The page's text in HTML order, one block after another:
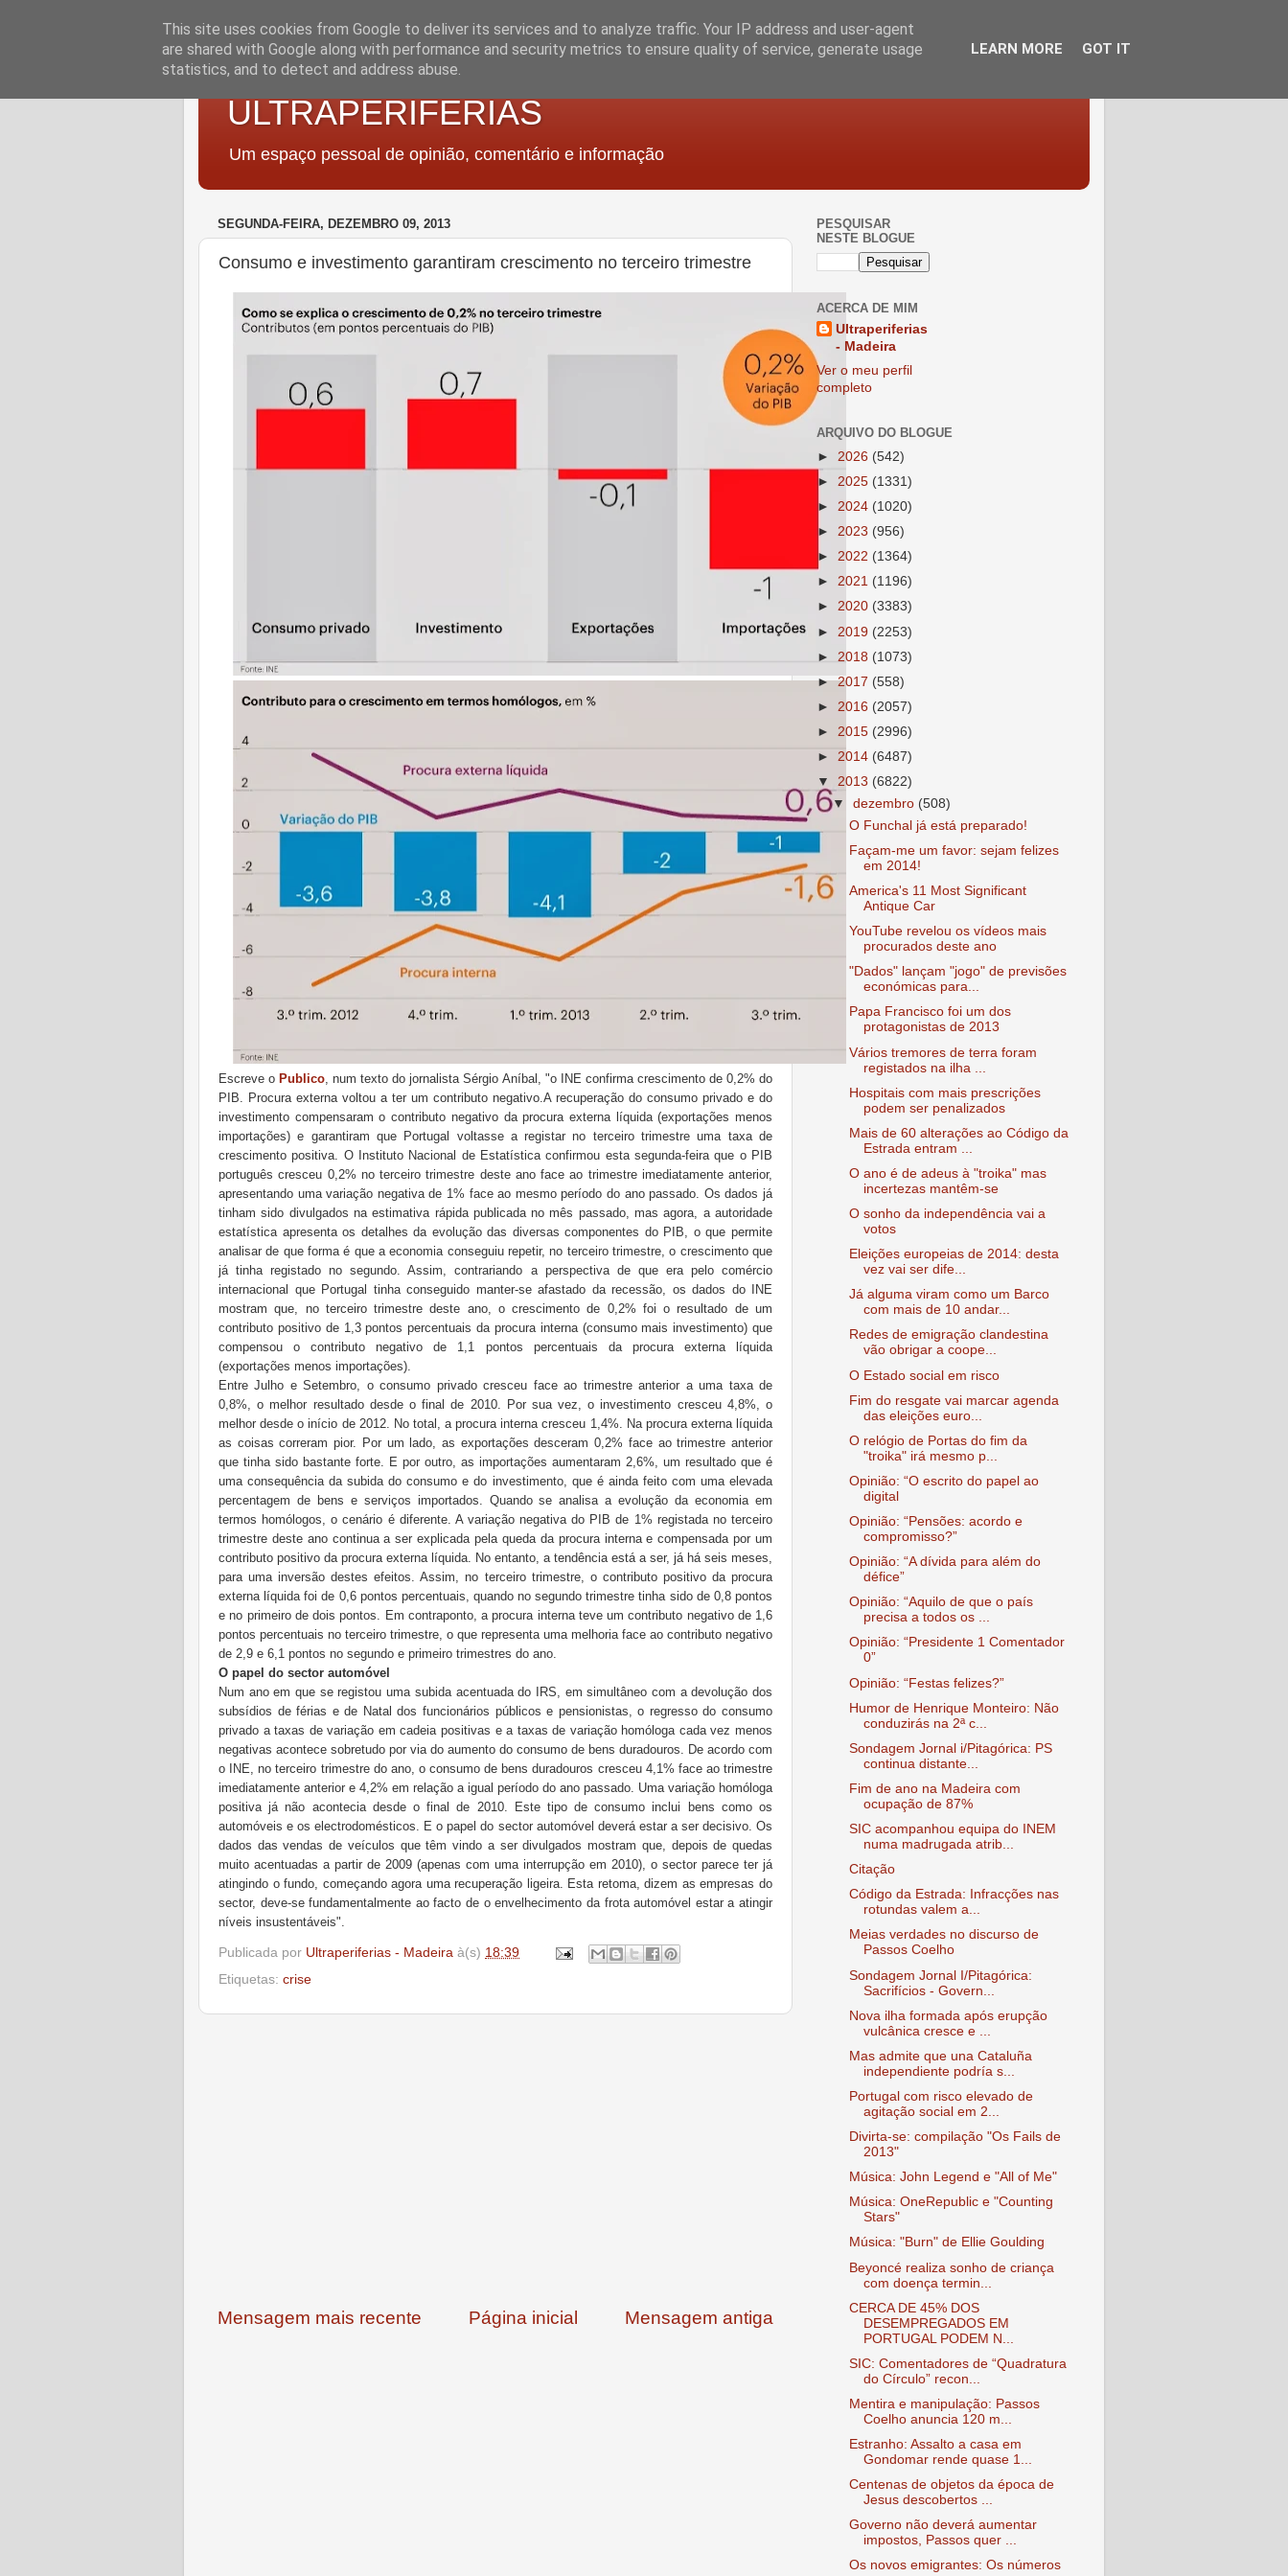
ULTRAPERIFERIAS
Um espaço pessoal de opinião, comentário e informação
SEGUNDA-FEIRA, DEZEMBRO 09, 2013
Consumo e investimento garantiram crescimento no terceiro trimestre
Escreve o Publico, num texto do jornalista Sérgio Aníbal, "o INE confirma crescimento de 0,2% do
PIB. Procura externa voltou a ter um contributo negativo.A recuperação do consumo privado e do
investimento compensaram o contributo negativo da procura externa líquida (exportações menos
importações) e garantiram que Portugal voltasse a registar no terceiro trimestre uma taxa de
crescimento positiva. O Instituto Nacional de Estatística confirmou esta segunda-feira que o PIB
português cresceu 0,2% no terceiro trimestre deste ano face ao trimestre imediatamente anterior,
apresentando uma variação negativa de 1% face ao mesmo período do ano passado. Os dados já
tinham sido divulgados na estimativa rápida publicada no mês passado, mas agora, a autoridade
estatística apresenta os detalhes da evolução das diversas componentes do PIB, o que permite
analisar de que forma é que a economia conseguiu repetir, no terceiro trimestre, o crescimento que
já tinha registado no segundo. Assim, contrariando a perspectiva de que era pelo comércio
internacional que Portugal tinha conseguido manter-se afastado da recessão, os dados do INE
mostram que, no terceiro trimestre deste ano, o crescimento de 0,2% foi o resultado de um
contributo positivo de 1,3 pontos percentuais da procura interna (consumo mais investimento) que
compensou o contributo negativo de 1,1 pontos percentuais da procura externa líquida
(exportações menos importações).
Entre Julho e Setembro, o consumo privado cresceu face ao trimestre anterior a uma taxa de
0,8%, o melhor resultado desde o final de 2010. Por sua vez, o investimento cresceu 4,8%, o
melhor desde o início de 2012. No total, a procura interna cresceu 1,4%. Na procura externa líquida
as coisas correram pior. Por um lado, as exportações desceram 0,2% face ao trimestre anterior
que tinha sido bastante forte. E por outro, as importações aumentaram 2,6%, um resultado que é
uma consequência da subida do consumo e do investimento, que é ainda feito com uma elevada
percentagem de bens e serviços importados. Quando se analisa a evolução da economia em
termos homólogos, o cenário é diferente. A variação negativa do PIB de 1% registada no terceiro
trimestre deste ano continua a ser explicada pela queda da procura interna e compensada por um
contributo positivo da procura externa líquida. No entanto, a tendência está a ser, já há seis meses,
para uma inversão destes efeitos. Assim, no terceiro trimestre, o contributo positivo da procura
externa líquida foi de 0,6 pontos percentuais, quando no segundo trimestre tinha sido de 0,8 pontos
e no primeiro de dois pontos. Em contraponto, a procura interna teve um contributo negativo de 1,6
pontos percentuais no terceiro trimestre, o que representa uma melhoria face ao contributo negativo
de 2,9 e 6,1 pontos no segundo e primeiro trimestres do ano.
O papel do sector automóvel
Num ano em que se registou uma subida acentuada do IRS, em simultâneo com a devolução dos
subsídios de férias e de Natal dos funcionários públicos e pensionistas, o regresso do consumo
privado a taxas de variação em cadeia positivas e a taxas de variação homóloga cada vez menos
negativas acontece sobretudo por via do aumento do consumo de bens duradouros. De acordo com
o INE, no terceiro trimestre do ano, o consumo de bens duradouros cresceu 4,1% face ao trimestre
imediatamente anterior e 4,2% em relação a igual período do ano passado. Uma variação homóloga
positiva já não acontecia desde o final de 2010. Este tipo de consumo inclui bens como os
automóveis e os electrodomésticos. E o papel do sector automóvel deverá estar a ser decisivo. Os
dados das vendas de veículos que têm vindo a ser divulgados mostram que, depois de quedas
muito acentuadas a partir de 2009 (apenas com uma interrupção em 2010), o sector parece ter já
atingindo o fundo, começando agora uma recuperação ligeira. Esta retoma, dizem as empresas do
sector, deve-se fundamentalmente ao facto de o envelhecimento da frota automóvel estar a atingir
níveis insustentáveis".
Publicada por Ultraperiferias - Madeira à(s) 18:39
Etiquetas: crise
Mensagem mais recente Mensagem antiga
Página inicial
PESQUISAR
NESTE BLOGUE
ACERCA DE MIM
Ultraperiferias
- Madeira
Ver o meu perfil
completo
ARQUIVO DO BLOGUE
► 2026 (542)
► 2025 (1331)
► 2024 (1020)
► 2023 (956)
► 2022 (1364)
► 2021 (1196)
► 2020 (3383)
► 2019 (2253)
► 2018 (1073)
►2017 (558)
► 2016 (2057)
► 2015 (2996)
► 2014 (6487)
▼ 2013 (6822)
▼dezembro (508)
O Funchal já está preparado!
Façam-me um favor: sejam felizes
em 2014!
America's 11 Most Significant
Antique Car
YouTube revelou os vídeos mais
procurados deste ano
"Dados" lançam "jogo" de previsões
económicas para...
Papa Francisco foi um dos
protagonistas de 2013
Vários tremores de terra foram
registados na ilha ...
Hospitais com mais prescrições
podem ser penalizados
Mais de 60 alterações ao Código da
Estrada entram ...
O ano é de adeus à "troika" mas
incertezas mantêm-se
O sonho da independência vai a
votos
Eleições europeias de 2014: desta
vez vai ser dife...
Já alguma viram como um Barco
com mais de 10 andar...
Redes de emigração clandestina
vão obrigar a coope...
O Estado social em risco
Fim do resgate vai marcar agenda
das eleições euro...
O relógio de Portas do fim da
"troika" irá mesmo p...
Opinião: “O escrito do papel ao
digital
Opinião: “Pensões: acordo e
compromisso?”
Opinião: “A dívida para além do
défice”
Opinião: “Aquilo de que o país
precisa a todos os ...
Opinião: “Presidente 1 Comentador
0”
Opinião: “Festas felizes?”
Humor de Henrique Monteiro: Não
conduzirás na 2ª c...
Sondagem Jornal i/Pitagórica: PS
continua distante...
Fim de ano na Madeira com
ocupação de 87%
SIC acompanhou equipa do INEM
numa madrugada atrib...
Citação
Código da Estrada: Infracções nas
rotundas valem a...
Meias verdades no discurso de
Passos Coelho
Sondagem Jornal I/Pitagórica:
Sacrifícios - Govern...
Nova ilha formada após erupção
vulcânica cresce e ...
Mas admite que una Cataluña
independiente podría s...
Portugal com risco elevado de
agitação social em 2...
Divirta-se: compilação "Os Fails de
2013"
Música: John Legend e "All of Me"
Música: OneRepublic e "Counting
Stars"
Música: "Burn" de Ellie Goulding
Beyoncé realiza sonho de criança
com doença termin...
CERCA DE 45% DOS
DESEMPREGADOS EM
PORTUGAL PODEM N...
SIC: Comentadores de “Quadratura
do Círculo” recon...
Mentira e manipulação: Passos
Coelho anuncia 120 m...
Estranho: Assalto a casa em
Gondomar rende quase 1...
Centenas de objetos da época de
Jesus descobertos ...
Governo não deverá aumentar
impostos, Passos quer ...
Os novos emigrantes: Os números
This site uses cookies from Google to deliver its services and to analyze traffic. Your IP address and user-agent
are shared with Google along with performance and security metrics to ensure quality of service, generate usage
statistics, and to detect and address abuse.
LEARN MORE GOT IT